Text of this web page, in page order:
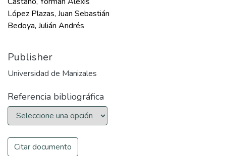
López Plazas, Juan Sebastián
Bedoya, Julián Andrés
Publisher
Universidad de Manizales
Referencia bibliográfica
Citar documento